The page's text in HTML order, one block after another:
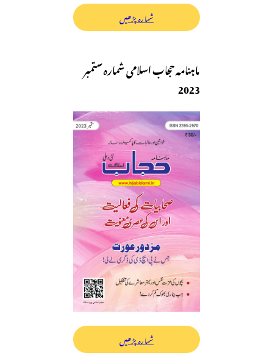
شمارہ پڑھیں
ماہنامہ حجاب اسلامی شمارہ ستمبر
2023
شمارہ پڑھیں